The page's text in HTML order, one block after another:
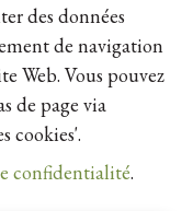
des données
de navigation
Web. Vous pouvez
de page via
cookies'.
confidentialité.